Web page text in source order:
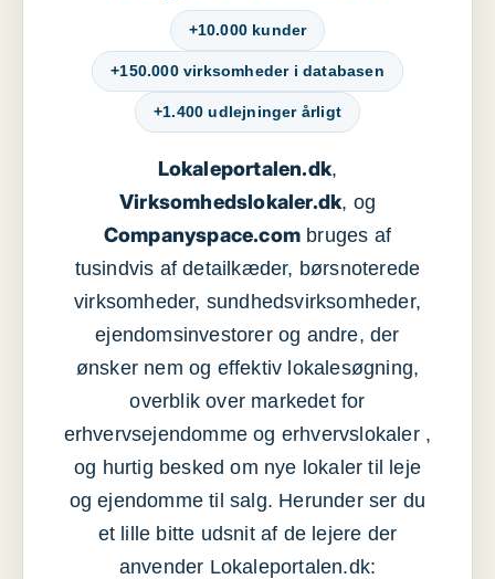
+10.000 kunder
+150.000 virksomheder i databasen
+1.400 udlejninger årligt
Lokaleportalen.dk,
Virksomhedslokaler.dk, og
Companyspace.com bruges af
tusindvis af detailkæder, børsnoterede
virksomheder, sundhedsvirksomheder,
ejendomsinvestorer og andre, der
ønsker nem og effektiv lokalesøgning,
overblik over markedet for
erhvervsejendomme og erhvervslokaler ,
og hurtig besked om nye lokaler til leje
og ejendomme til salg. Herunder ser du
et lille bitte udsnit af de lejere der
anvender Lokaleportalen.dk: